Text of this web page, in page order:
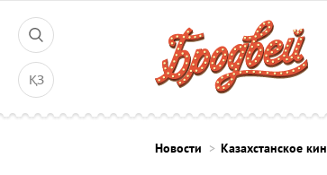
ҚЗ
Новости Казахстанское